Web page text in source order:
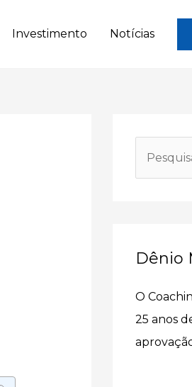
Investimento Notícias
Dênio
O
25 anos